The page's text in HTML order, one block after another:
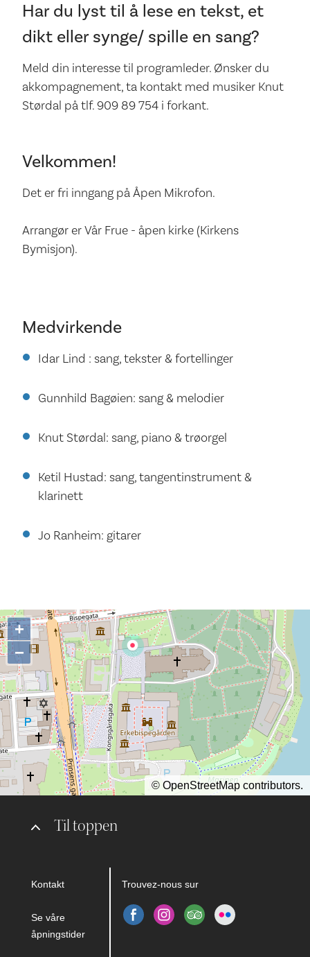
Har du lyst til å lese en tekst, et
dikt eller synge/ spille en sang?
Meld din interesse til programleder. Ønsker du
akkompagnement, ta kontakt med musiker Knut
Størdal på tlf. 909 89 754 i forkant.
Velkommen!
Det er fri inngang på Åpen Mikrofon.
Arrangør er Vår Frue - åpen kirke (Kirkens
Bymisjon).
Medvirkende
Idar Lind : sang, tekster & fortellinger
Gunnhild Bagøien: sang & melodier
Knut Størdal: sang, piano & trøorgel
Ketil Hustad: sang, tangentinstrument &
klarinett
Jo Ranheim: gitarer
Til toppen
Kontakt
Se våre
åpningstider
Trouvez-nous sur
+
−
© OpenStreetMap contributors.